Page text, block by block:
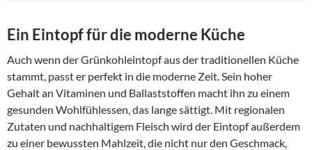
Ein Eintopf für die moderne Küche
Auch wenn der Grünkohleintopf aus der traditionellen Küche
stammt, passt er perfekt in die moderne Zeit. Sein hoher
Gehalt an Vitaminen und Ballaststoffen macht ihn zu einem
gesunden Wohlfühlessen, das lange sättigt. Mit regionalen
Zutaten und nachhaltigem Fleisch wird der Eintopf außerdem
zu einer bewussten Mahlzeit, die nicht nur den Geschmack,